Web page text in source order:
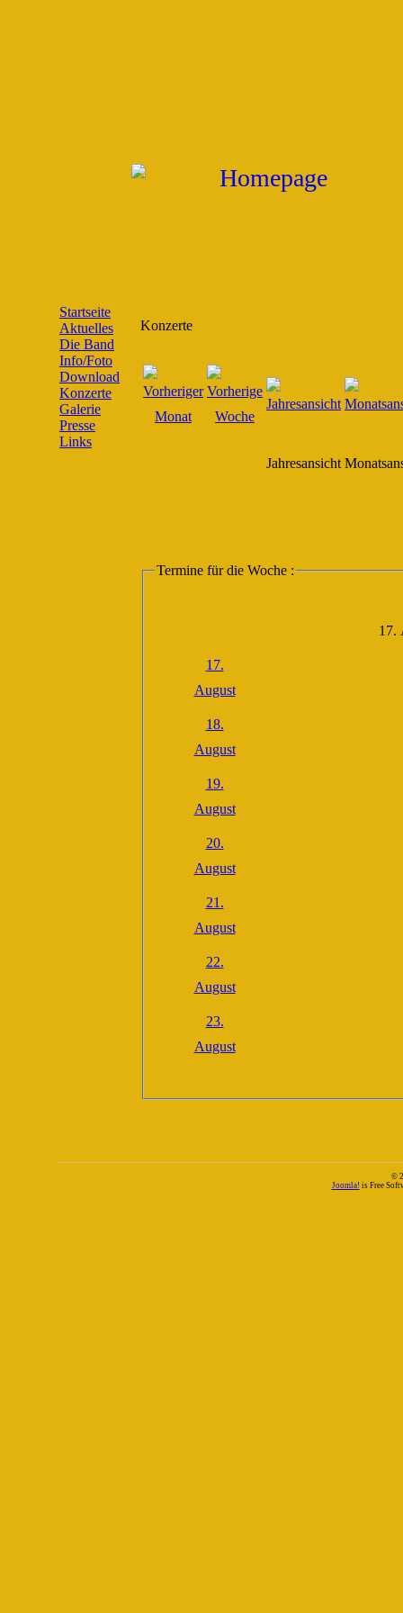
Startseite
Aktuelles
Die Band
Info/Foto
Download
Konzerte
Galerie
Presse
Links
Konzerte
Jahresansicht
Termine für die Woche :
17.
17.
August
18.
August
19.
August
20.
August
21.
August
22.
August
23.
August
©
Joomla! is Free